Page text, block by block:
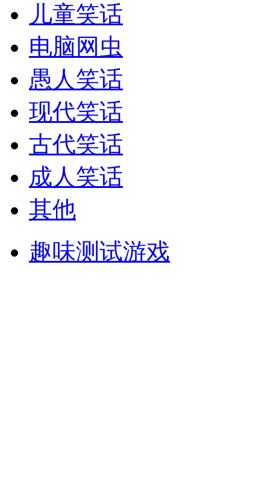
儿童笑话
电脑网虫
愚人笑话
现代笑话
古代笑话
成人笑话
其他
趣味测试游戏